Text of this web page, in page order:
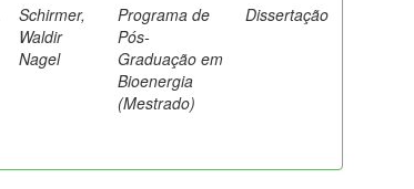
Schirmer,
Waldir
Nagel
Programa de
Pós-
Graduação em
Bioenergia
(Mestrado)
Dissertação